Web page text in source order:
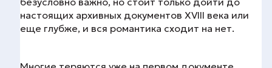
настоящих архивных документов XVIII века или
еще глубже, и вся романтика сходит на нет.